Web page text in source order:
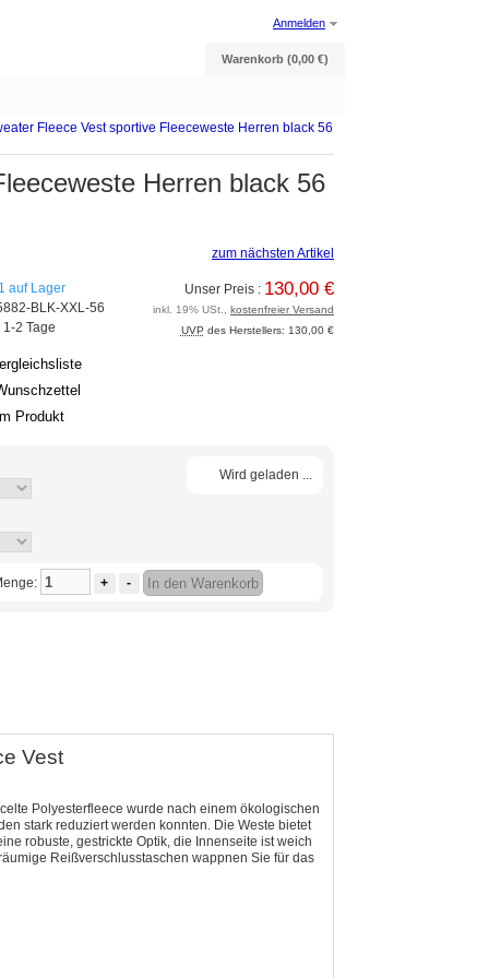
Warenkorb (0,00 €)
Anmelden
Fleece Vest sportive Fleeceweste Herren black 56
Herren black 56
zum nächsten Artikel
auf Lager
BLK-XXL-56
1-2 Tage
Produkt
Unser Preis : 130,00 €
inkl. 19% USt., kostenfreier Versand
UVP des Herstellers: 130,00 €
Wird geladen ...
+ - In den Warenkorb
Vest
Polyesterfleece wurde nach einem ökologischen
stark reduziert werden konnten. Die Weste bietet
robuste, gestrickte Optik, die Innenseite ist weich
Reißverschlusstaschen wappnen Sie für das